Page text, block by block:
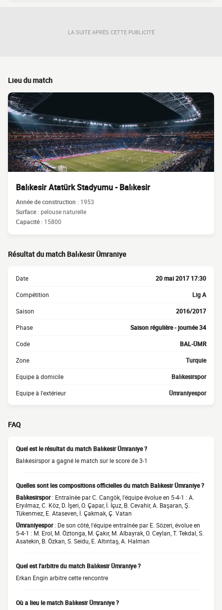
LA SUITE APRÈS CETTE PUBLICITÉ
Lieu du match
Balıkesir Atatürk Stadyumu - Balıkesir
Année de construction : 1953
Surface :pelouse naturelle
Capacité : 15800
Résultat du match Balıkesir Ümraniye
Date 20 mai 2017 17:30
Compétition Lig A
Saison 2016/2017
Phase Saison régulière - journée 34
Code BAL-ÜMR
Zone Turquie
Equipe à domicile Balıkesirspor
Equipe à l'extérieur Ümraniyespor
FAQ
Quel est le résultat du match Balıkesir Ümraniye ?
Balıkesirspor a gagné le match sur le score de 3-1
Quelles sont les compositions officielles du match Balıkesir Ümraniye ?
Balıkesirspor: Entraînée par C. Cangök, l'équipe évolue en 5-4-1 : A.
Eryılmaz, C. Köz, D. İşeri, O. Çapar, İ. İçuz, B. Cevahir, A. Başaran, Ş.
Tükenmez, E. Ataseven, İ. Çakmak, Ç. Vatan
Ümraniyespor: De son côté, l'équipe entraînée par E. Sözeri, évolue en
5-4-1 : M. Erol, M. Öztonga, M. Çakır, M. Albayrak, O. Ceylan, T. Tekdal, S.
Asatekin, B. Özkan, S. Seidu, E. Altıntaş, A. Halman
Quel est l'arbitre du match Balıkesir Ümraniye ?
Erkan Engin arbitre cette rencontre
Où a lieu le match Balıkesir Ümraniye ?